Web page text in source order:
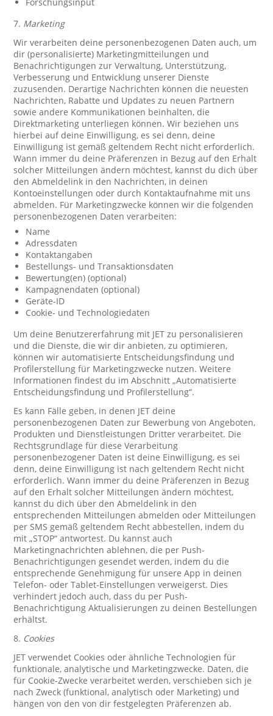
7. Marketing
Wir verarbeiten deine personenbezogenen Daten auch, um
dir (personalisierte) Marketingmitteilungen und
Benachrichtigungen zur Verwaltung, Unterstützung,
Verbesserung und Entwicklung unserer Dienste
zuzusenden. Derartige Nachrichten können die neuesten
Nachrichten, Rabatte und Updates zu neuen Partnern
sowie andere Kommunikationen beinhalten, die
Direktmarketing unterliegen können. Wir beziehen uns
hierbei auf deine Einwilligung, es sei denn, deine
Einwilligung ist gemäß geltendem Recht nicht erforderlich.
Wann immer du deine Präferenzen in Bezug auf den Erhalt
solcher Mitteilungen ändern möchtest, kannst du dich über
den Abmeldelink in den Nachrichten, in deinen
Kontoeinstellungen oder durch Kontaktaufnahme mit uns
abmelden. Für Marketingzwecke können wir die folgenden
personenbezogenen Daten verarbeiten:
Name
Adressdaten
Kontaktangaben
Bestellungs- und Transaktionsdaten
Bewertung(en) (optional)
Kampagnendaten (optional)
Geräte-ID
Cookie- und Technologiedaten
Um deine Benutzererfahrung mit JET zu personalisieren
und die Dienste, die wir dir anbieten, zu optimieren,
können wir automatisierte Entscheidungsfindung und
Profilerstellung für Marketingzwecke nutzen. Weitere
Informationen findest du im Abschnitt „Automatisierte
Entscheidungsfindung und Profilerstellung“.
Es kann Fälle geben, in denen JET deine
personenbezogenen Daten zur Bewerbung von Angeboten,
Produkten und Dienstleistungen Dritter verarbeitet. Die
Rechtsgrundlage für diese Verarbeitung
personenbezogener Daten ist deine Einwilligung, es sei
denn, deine Einwilligung ist nach geltendem Recht nicht
erforderlich. Wann immer du deine Präferenzen in Bezug
auf den Erhalt solcher Mitteilungen ändern möchtest,
kannst du dich über den Abmeldelink in den
entsprechenden Mitteilungen abmelden oder Mitteilungen
per SMS gemäß geltendem Recht abbestellen, indem du
mit „STOP“ antwortest. Du kannst auch
Marketingnachrichten ablehnen, die per Push-
Benachrichtigungen gesendet werden, indem du die
entsprechende Genehmigung für unsere App in deinen
Telefon- oder Tablet-Einstellungen verweigerst. Dies
verhindert jedoch auch, dass du per Push-
Benachrichtigung Aktualisierungen zu deinen Bestellungen
erhältst.
8. Cookies
JET verwendet Cookies oder ähnliche Technologien für
funktionale, analytische und Marketingzwecke. Daten, die
für Cookie-Zwecke verarbeitet werden, verschieben sich je
nach Zweck (funktional, analytisch oder Marketing) und
hängen von den von dir festgelegten Präferenzen ab.